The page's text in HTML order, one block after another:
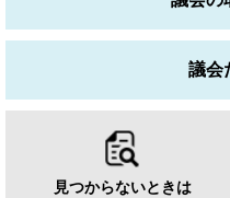
議会
見つからないときは